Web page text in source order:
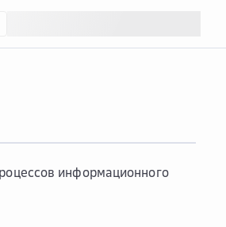
информационного